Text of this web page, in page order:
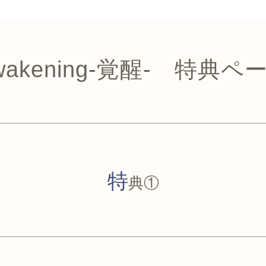
覚醒- 特典ペ
特典①